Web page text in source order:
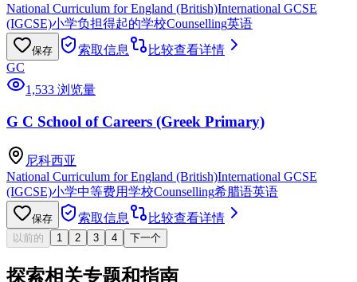
National Curriculum for England (British)International GCSE
(IGCSE)小学负担得起的学校Counselling英语
保存 索取信息 比较查看详情
GC
1,533 浏览量
G C School of Careers (Greek Primary)
尼科西亚
National Curriculum for England (British)International GCSE
(IGCSE)小学中等费用学校Counselling希腊语英语
保存 索取信息 比较查看详情
以前的 1 2 3 4 下一个
探索相关专题和指南